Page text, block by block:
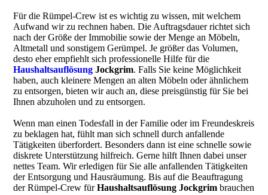
Für die Rümpel-Crew ist es wichtig zu wissen, mit welchem
Aufwand wir zu rechnen haben. Die Auftragsdauer richtet sich
nach der Größe der Immobilie sowie der Menge an Möbeln,
Altmetall und sonstigem Gerümpel. Je größer das Volumen,
desto eher empfiehlt sich professionelle Hilfe für die
Haushaltsauflösung Jockgrim. Falls Sie keine Möglichkeit
haben, auch kleinere Mengen an alten Möbeln oder ähnlichem
zu entsorgen, bieten wir auch an, diese preisgünstig für Sie bei
Ihnen abzuholen und zu entsorgen.
Wenn man einen Todesfall in der Familie oder im Freundeskreis
zu beklagen hat, fühlt man sich schnell durch anfallende
Tätigkeiten überfordert. Besonders dann ist eine schnelle sowie
diskrete Unterstützung hilfreich. Gerne hilft Ihnen dabei unser
nettes Team. Wir erledigen für Sie alle anfallenden Tätigkeiten
der Entsorgung und Hausräumung. Bis auf die Beauftragung
der Rümpel-Crew fürHaushaltsauflösung Jockgrimbrauchen